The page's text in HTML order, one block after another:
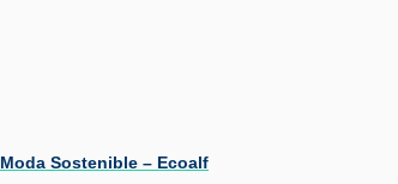
Moda Sostenible – Ecoalf